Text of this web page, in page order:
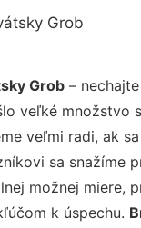
Grob –
veľké množstvo
veľmi radi, ak
sa snažíme
možnej miere,
k úspechu.